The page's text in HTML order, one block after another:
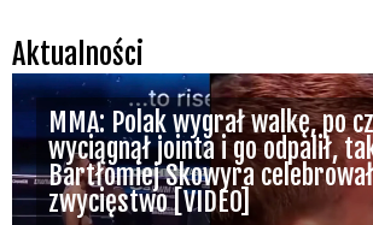
Aktualności
MMA: Polak wygrał walkę, po
wyciągnął jointa i go odpalił,
Bartłomiej Skowyra celebrował
zwycięstwo [VIDEO]